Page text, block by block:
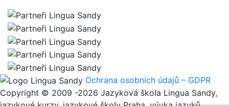
Ochrana osobních údajů – GDPR
Copyright © 2009 -2026 Jazyková škola Lingua Sandy,